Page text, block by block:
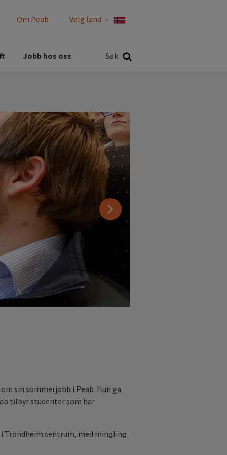
Om Peab Velg land
Jobb hos oss
Søk
sin sommerjobb i Peab. Hun ga
tilbyr studenter som har
Trondheim sentrum, med mingling